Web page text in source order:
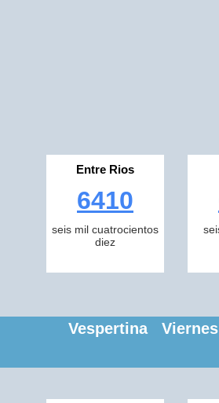
Entre Rios
6410
seis mil cuatrocientos
diez
Vespertina Viernes